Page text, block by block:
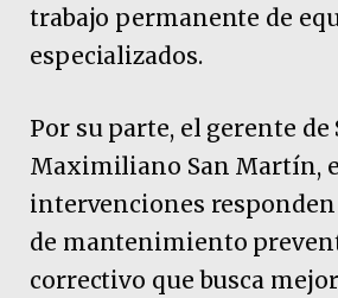
trabajo permanente de
especializados.
Por su parte, el gerente de
Maximiliano San Martín,
intervenciones responden
de mantenimiento
correctivo que busca